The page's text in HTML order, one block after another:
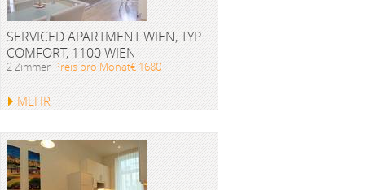
SERVICED APARTMENT WIEN, TYP
COMFORT, 1100 WIEN
2 Zimmer Preis pro Monat€ 1680
MEHR